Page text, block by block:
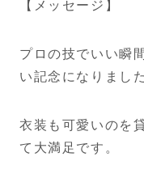
【メッセージ】
プロの技でいい瞬
い記念になりました
衣装も可愛いのを
て大満足です。